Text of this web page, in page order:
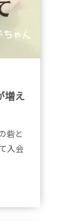
増え
砦と
入会